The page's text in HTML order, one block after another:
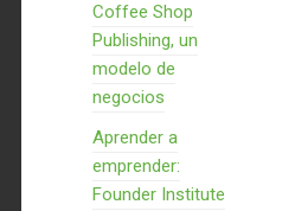
Coffee Shop
Publishing, un
modelo de
negocios
Aprender a
emprender:
Founder Institute